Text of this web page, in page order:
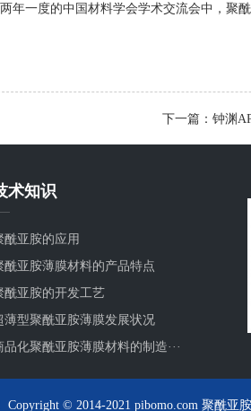
年一度的中国材料学会学术交流会中，聚
下一篇：钟渊
术知识
酰亚胺的应用
酰亚胺薄膜材料的产品特点
酰亚胺的开发工艺
薄型聚酰亚胺薄膜发展状况
品化聚酰亚胺薄膜材料的制造···
© 2014-2021 pibomo.com 聚酰亚